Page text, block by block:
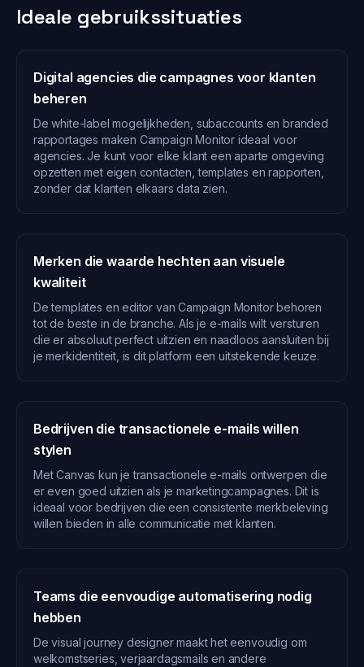
Ideale gebruikssituaties
Digital agencies die campagnes voor klanten
beheren
De white-label mogelijkheden, subaccounts en branded
rapportages maken Campaign Monitor ideaal voor
agencies. Je kunt voor elke klant een aparte omgeving
opzetten met eigen contacten, templates en rapporten,
zonder dat klanten elkaars data zien.
Merken die waarde hechten aan visuele
kwaliteit
De templates en editor van Campaign Monitor behoren
tot de beste in de branche. Als je e-mails wilt versturen
die er absoluut perfect uitzien en naadloos aansluiten bij
je merkidentiteit, is dit platform een uitstekende keuze.
Bedrijven die transactionele e-mails willen
stylen
Met Canvas kun je transactionele e-mails ontwerpen die
er even goed uitzien als je marketingcampagnes. Dit is
ideaal voor bedrijven die een consistente merkbeleving
willen bieden in alle communicatie met klanten.
Teams die eenvoudige automatisering nodig
hebben
De visual journey designer maakt het eenvoudig om
welkomstseries, verjaardagsmails en andere